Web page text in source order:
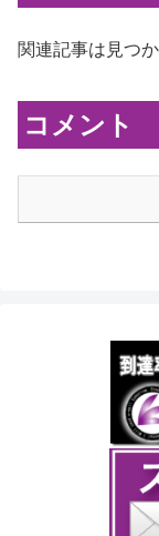
関連記事は見つ
コメント